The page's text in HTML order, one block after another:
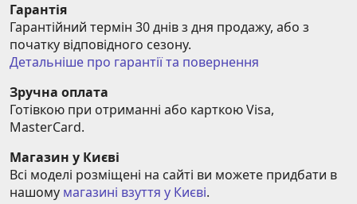
Гарантія
Гарантійний термін 30 днів з дня продажу, або з
початку відповідного сезону.
Детальніше про гарантії та повернення
Зручна оплата
Готівкою при отриманні або карткою Visa,
MasterCard.
Магазин у Києві
Всі моделі розміщені на сайті ви можете придбати в
нашому магазині взуття у Києві.